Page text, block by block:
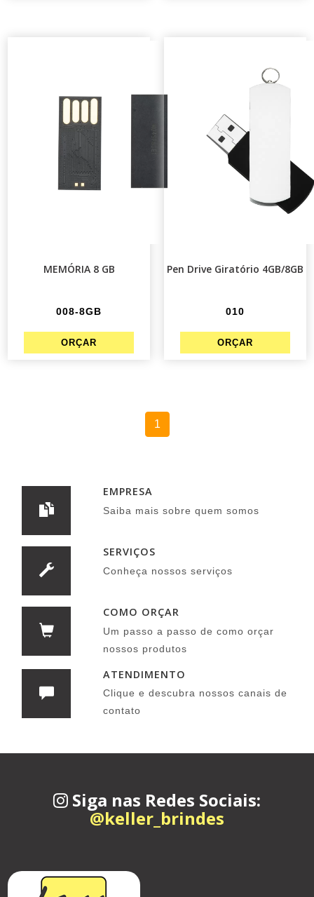
MEMÓRIA 8 GB
008-8GB
Pen Drive Giratório 4GB/8GB
010
1
EMPRESA
Saiba mais sobre quem somos
SERVIÇOS
Conheça nossos serviços
COMO ORÇAR
Um passo a passo de como orçar
nossos produtos
ATENDIMENTO
Clique e descubra nossos canais de
contato
Siga nas Redes Sociais:
@keller_brindes